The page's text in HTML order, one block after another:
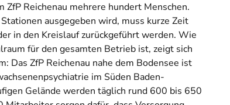
ZfP Reichenau mehrere hundert Menschen.
ausgegeben wird, muss kurze Zeit
in den Kreislauf zurückgeführt werden. Wie
für den gesamten Betrieb ist, zeigt sich
Das ZfP Reichenau nahe dem Bodensee ist
im Süden Baden-
Gelände werden täglich rund 600 bis 650